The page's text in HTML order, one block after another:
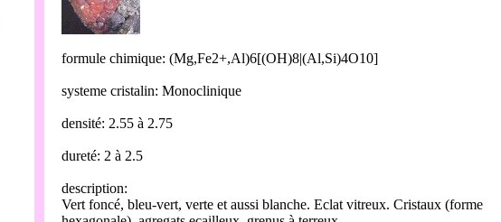
formule chimique: (Mg,Fe2+,Al)6[(OH)8|(Al,Si)4O10]
systeme cristalin: Monoclinique
densité: 2.55 à 2.75
dureté: 2 à 2.5
description:
Vert foncé, bleu-vert, verte et aussi blanche. Eclat vitreux. Cristaux (forme